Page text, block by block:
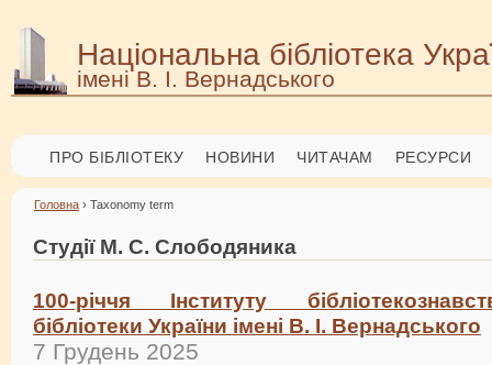
Національна бібліотека
імені В. І. Вернадського
ПРО БІБЛІОТЕКУ НОВИНИ ЧИТАЧАМ РЕСУРСИ
Головна › Taxonomy term
Студії М. С. Слободяника
100-річчя Інституту
бібліотеки України імені В. І. Вернадського
7 Грудень 2025